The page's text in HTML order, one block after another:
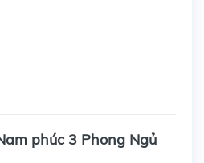
phúc 3 Phong Ngủ